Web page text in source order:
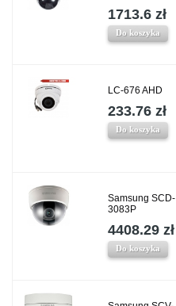
1713.6 zł
Do koszyka
LC-676 AHD
233.76 zł
Do koszyka
Samsung SCD-
3083P
4408.29 zł
Do koszyka